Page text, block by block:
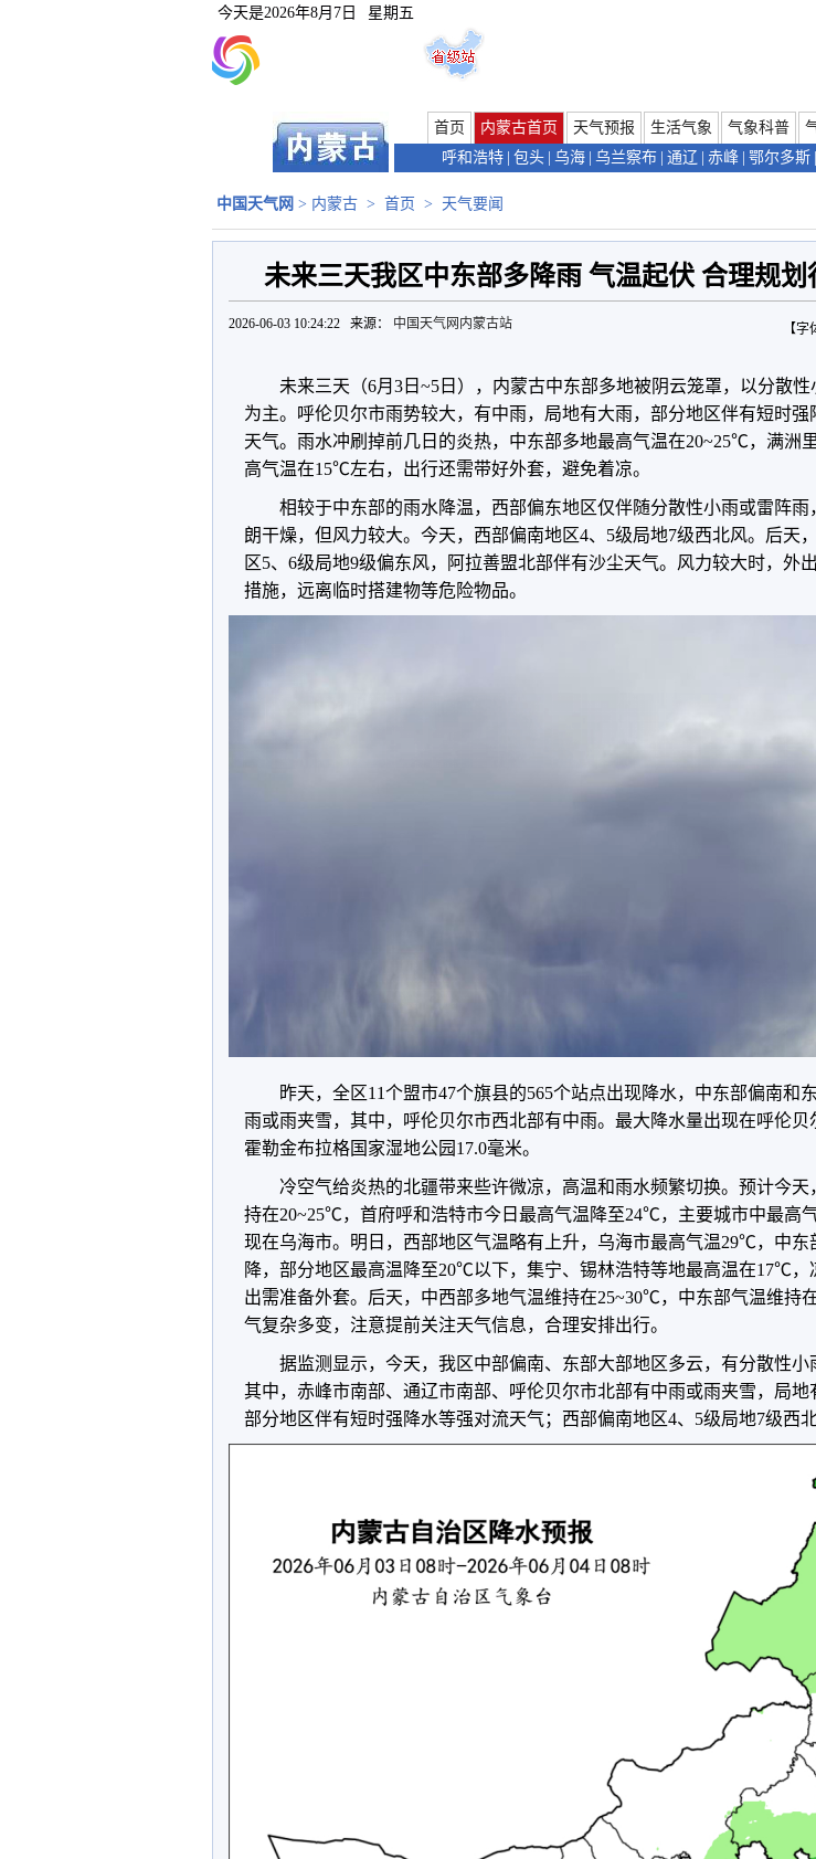
今天是2026年8月7日 星期五
首页 内蒙古首页 天气预报 生活气象 气象科普
呼和浩特 包头 乌海 乌兰察布 通辽 赤峰 鄂尔多斯
中国天气网 > 内蒙古 > 首页 > 天气要闻
未来三天我区中东部多降雨 气温起伏 合理规划
【字
2026-06-03 10:24:22 来源： 中国天气网内蒙古站
未来三天（6月 3 日 ~5 日），内蒙古中东部多地被阴云笼罩，以分散性
为主。呼伦贝尔市雨势较大，有中雨，局地有大雨，部分地区伴有短时强
天气。雨水冲刷掉前几日的炎热，中东部多地最高气温在20~25℃，满洲
高气温在15℃左右，出行还需带好外套，避免着凉。
相较于中东部的雨水降温，西部偏东地区仅伴随分散性小雨或雷阵雨
朗干燥，但风力较大。今天， 西部偏南地区4、 5级局地7级西北风。后天
区5、 6级局地9级偏东风，阿拉善盟北部伴有沙尘天气。风力较大时，外
措施，远离临时搭建物等危险物品。
昨天，全区11个盟市47个旗县的565个站点出现降水，中东部偏南和
雨或雨夹雪，其中，呼伦贝尔市西北部有中雨。最大降水量出现在呼伦贝
霍勒金布拉格国家湿地公园 17.0毫米。
冷空气给炎热的北疆带来些许微凉，高温和雨水频繁切换。预计今天
持在20~25℃，首府呼和浩特市今日最高气温降至24℃，主要城市中最高
现在乌海市。明日，西部地区气温略有上升，乌海市最高气温29℃，中东
降，部分地区最高温降至20℃以下，集宁、锡林浩特等地最高温在17℃，
出需准备外套。后天，中西部多地气温维持在25~30℃，中东部气温维持
气复杂多变，注意提前关注天气信息，合理安排出行。
据监测显示，今天，我区中部偏南、东部大部地区多云，有分散性小
其中，赤峰市南部、通辽市南部、呼伦贝尔市北部有中雨或雨夹雪，局地
部分地区伴有短时强降水等强对流天气；西部偏南地区4、 5级局地7级西